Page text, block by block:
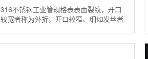
316不锈钢工业管规格表表面裂纹，开口
较宽者称为外折，开口较窄、细如发丝者